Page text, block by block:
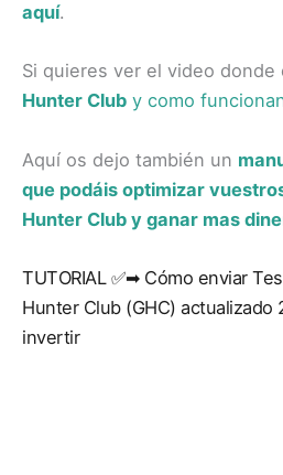
aquí.
Si quieres ver el video donde
Hunter Club y como
Aquí os dejo también un
que podáis optimizar
Hunter Club y ganar mas
TUTORIAL ✅➡ Cómo enviar
Hunter Club (GHC) actualizado
invertir